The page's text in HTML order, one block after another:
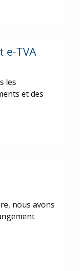
e-TVA
les
et des
nous avons